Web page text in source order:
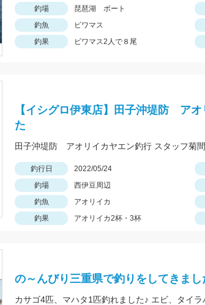
釣場
琵琶湖 ボート
釣魚
ビワマス
釣果
ビワマス2人で８尾
【イシグロ伊東店】田子沖堤防 ア
た
釣行日 2022/05/24
釣場
西伊豆周辺
釣魚
アオリイカ
釣果
アオリイカ2杯・3杯
の～んびり三重県で釣りをしてきま
カサゴ4匹、マハタ1匹釣れました♪ エビ、タイラ